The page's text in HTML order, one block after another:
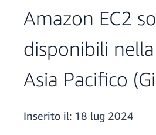
Amazon EC2
disponibili
Asia Pacifico
Inserito il: 18 lug 2024